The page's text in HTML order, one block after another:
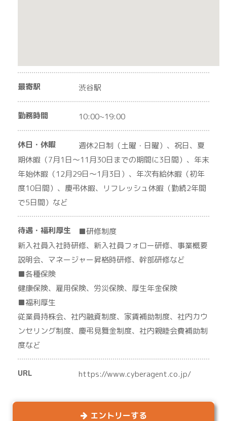
最寄駅 渋谷駅
勤務時間 10:00~19:00
休日・休暇
週休2日制（土曜・日曜）、祝日、夏
期休暇（7月1日～11月30日までの期間に3日間）、年末
年始休暇（12月29日～1月3日）、年次有給休暇（初年
度10日間）、慶弔休暇、リフレッシュ休暇（勤続2年間
で5日間）など
待遇・福利厚生
■研修制度
新入社員入社時研修、新入社員フォロー研修、事業概要
説明会、マネージャー昇格時研修、幹部研修など
■各種保険
健康保険、雇用保険、労災保険、厚生年金保険
■福利厚生
従業員持株会、社内融資制度、家賃補助制度、社内カウ
ンセリング制度、慶弔見舞金制度、社内親睦会費補助制
度など
URL https://www.cyberagent.co.jp/
エントリーする